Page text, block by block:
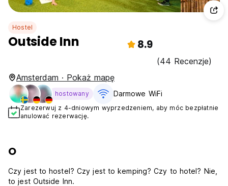
Hostel
Outside Inn 8.9
(44 Recenzje)
Amsterdam · Pokaż mapę
hostowany Darmowe WiFi
Zarezerwuj z 4-dniowym wyprzedzeniem, aby móc bezpłatnie
anulować rezerwację.
O
Czy jest to hostel? Czy jest to kemping? Czy to hotel? Nie,
to jest Outside Inn.